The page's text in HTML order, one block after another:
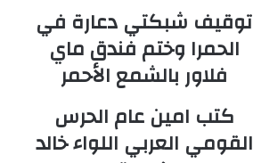
توقيف شبكتي دعارة في
الحمرا وختم فندق ماي
فلاور بالشمع الأحمر
كتب امين عام الحرس
القومي العربي اللواء خالد